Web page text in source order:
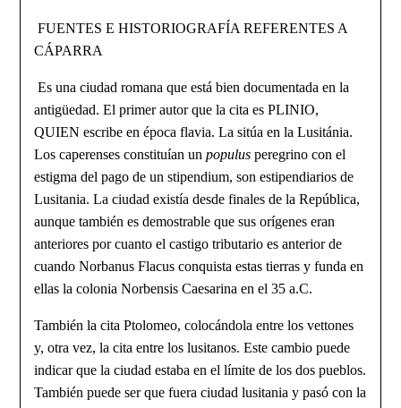
FUENTES E HISTORIOGRAFÍA REFERENTES A
CÁPARRA
Es una ciudad romana que está bien documentada en la
antigüedad. El primer autor que la cita es PLINIO,
QUIEN escribe en época flavia. La sitúa en la Lusitánia.
Los caperenses constituían unpopulus peregrino con el
estigma del pago de un stipendium, son estipen­diarios de
Lusitania. La ciudad existía desde finales de la República,
aunque también es demostrable que sus orígenes eran
anteriores por cuanto el castigo tributario es anterior de
cuando Norbanus Flacus conquista estas tierras y funda en
ellas la colonia Norbensis Caesarina en el 35 a.C.
También la cita Ptolomeo, colocándola entre los vettones
y, otra vez, la cita entre los lusitanos. Este cambio puede
indicar que la ciudad estaba en el límite de los dos pueblos.
También puede ser que fuera ciudad lusitania y pasó con la